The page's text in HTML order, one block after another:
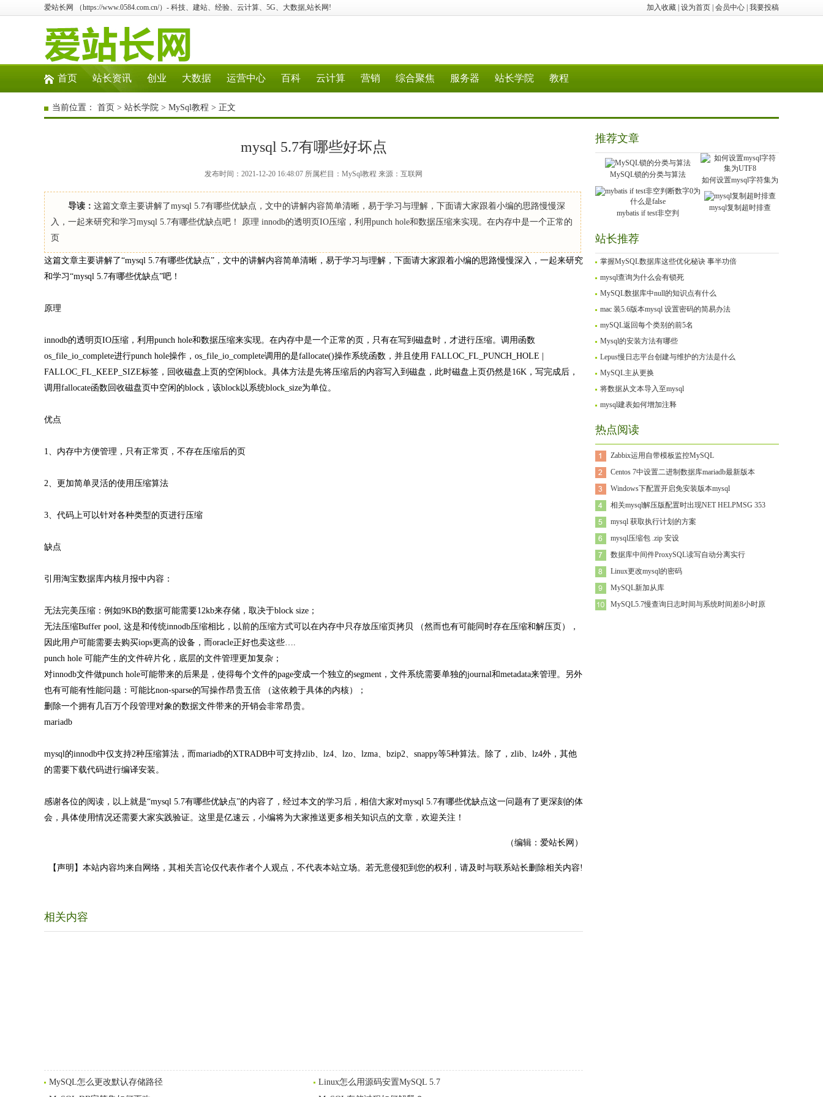
加入收藏 设为首页 会员中心 我要投稿
爱站长网 （https://www.0584.com.cn/）- 科技、建站、经验、云计算、5G、大数据,站长网!
首页 站长资讯 创业 大数据 运营中心 百科 云计算 营销 综合聚焦 服务器 站长学院 教程
当前位置： 首页 > 站长学院 > MySql教程 > 正文
mysql 5.7有哪些好坏点
发布时间：2021-12-20 16:48:07 所属栏目：MySql教程 来源：互联网
导读： 这篇文章主要讲解了mysql 5.7有哪些优缺点，文中的讲解内容简单清晰，易于学习与理解，下面请大家跟着小编的思路慢慢深
入，一起来研究和学习mysql 5.7有哪些优缺点吧！ 原理 innodb的透明页IO压缩，利用punch hole和数据压缩来实现。在内存中是一个正常的
页
这篇文章主要讲解了“mysql 5.7有哪些优缺点”，文中的讲解内容简单清晰，易于学习与理解，下面请大家跟着小编的思路慢慢深入，一起来研究
和学习“mysql 5.7有哪些优缺点”吧！
原理
innodb的透明页IO压缩，利用punch hole和数据压缩来实现。在内存中是一个正常的页，只有在写到磁盘时，才进行压缩。调用函数
os_file_io_complete进行punch hole操作，os_file_io_complete调用的是fallocate()操作系统函数，并且使用 FALLOC_FL_PUNCH_HOLE |
FALLOC_FL_KEEP_SIZE标签，回收磁盘上页的空闲block。具体方法是先将压缩后的内容写入到磁盘，此时磁盘上页仍然是16K，写完成后，
调用fallocate函数回收磁盘页中空闲的block，该block以系统block_size为单位。
优点
1、内存中方便管理，只有正常页，不存在压缩后的页
2、更加简单灵活的使用压缩算法
3、代码上可以针对各种类型的页进行压缩
缺点
引用淘宝数据库内核月报中内容：
无法完美压缩：例如9KB的数据可能需要12kb来存储，取决于block size；
无法压缩Buffer pool, 这是和传统innodb压缩相比，以前的压缩方式可以在内存中只存放压缩页拷贝 （然而也有可能同时存在压缩和解压页），
因此用户可能需要去购买iops更高的设备，而oracle正好也卖这些….
punch hole 可能产生的文件碎片化，底层的文件管理更加复杂；
对innodb文件做punch hole可能带来的后果是，使得每个文件的page变成一个独立的segment，文件系统需要单独的journal和metadata来管理。另外
也有可能有性能问题：可能比non-sparse的写操作昂贵五倍 （这依赖于具体的内核）；
删除一个拥有几百万个段管理对象的数据文件带来的开销会非常昂贵。
mariadb
mysql的innodb中仅支持2种压缩算法，而mariadb的XTRADB中可支持zlib、lz4、lzo、lzma、bzip2、snappy等5种算法。除了，zlib、lz4外，其他
的需要下载代码进行编译安装。
感谢各位的阅读，以上就是“mysql 5.7有哪些优缺点”的内容了，经过本文的学习后，相信大家对mysql 5.7有哪些优缺点这一问题有了更深刻的体
会，具体使用情况还需要大家实践验证。这里是亿速云，小编将为大家推送更多相关知识点的文章，欢迎关注！
（编辑：爱站长网）
【声明】本站内容均来自网络，其相关言论仅代表作者个人观点，不代表本站立场。若无意侵犯到您的权利，请及时与联系站长删除相关内容!
相关内容
MySQL怎么更改默认存储路径
Linux怎么用源码安置MySQL 5.7
推荐文章
MySQL锁的分类与算法
如何设置mysql字符集为
mybatis if test非空判
mysql复制超时排查
站长推荐
掌握MySQL数据库这些优化秘诀 事半功倍
mysql查询为什么会有锁死
MySQL数据库中null的知识点有什么
mac 装5.6版本mysql 设置密码的简易办法
mySQL返回每个类别的前5名
Mysql的安装方法有哪些
Lepus慢日志平台创建与维护的方法是什么
MySQL主从更换
将数据从文本导入至mysql
mysql建表如何增加注释
热点阅读
Zabbix运用自带模板监控MySQL
Centos 7中设置二进制数据库mariadb最新版本
Windows下配置开启免安装版本mysql
相关mysql解压版配置时出现NET HELPMSG 353
mysql 获取执行计划的方案
mysql压缩包 .zip 安设
数据库中间件ProxySQL读写自动分离实行
Linux更改mysql的密码
MySQL新加从库
MySQL5.7慢查询日志时间与系统时间差8小时原